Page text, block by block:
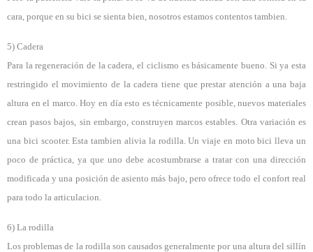
cara, porque en su bici se sienta bien, nosotros estamos contentos tambien.
5) Cadera
Para la regeneración de la cadera, el ciclismo es básicamente bueno. Si ya esta
restringido el movimiento de la cadera tiene que prestar atención a una baja
altura en el marco. Hoy en día esto es técnicamente posible, nuevos materiales
crean pasos bajos, sin embargo, construyen marcos estables. Otra variación es
una bici scooter. Esta tambien alivia la rodilla. Un viaje en moto bici lleva un
poco de práctica, ya que uno debe acostumbrarse a tratar con una dirección
modificada y una posición de asiento más bajo, pero ofrece todo el confort real
para todo la articulacion.
6) La rodilla
Losproblemas de la rodilla son causados generalmente por una altura del sillín